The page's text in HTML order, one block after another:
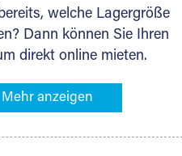
welche Lagergröße
Dann können Sie Ihren
direkt online mieten.
die entsprechenden
das Volumen wird sofort